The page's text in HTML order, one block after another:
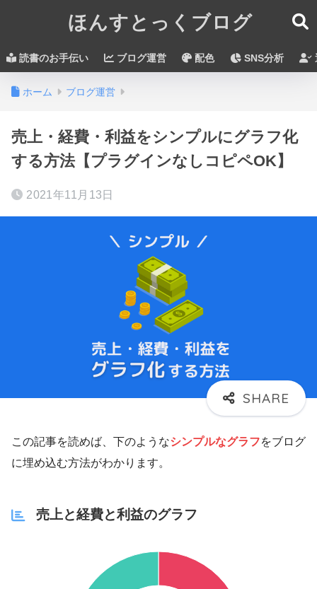
ほんすとっくブログ
読書のお手伝い ブログ運営 配色 SNS分析
ホーム ブログ運営
売上・経費・利益をシンプルにグラフ化
する方法【プラグインなしコピペOK】
2021年11月13日
この記事を読めば、下のようなシンプルなグラフをブログ
に埋め込む方法がわかります。
売上と経費と利益のグラフ